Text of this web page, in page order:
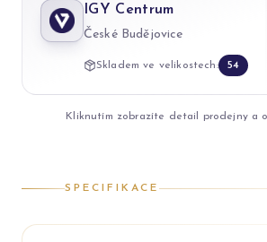
IGY Centrum
České Budějovice
Skladem ve velikostech: 54
Kliknutím zobrazíte detail prodejny a
SPECIFIKACE